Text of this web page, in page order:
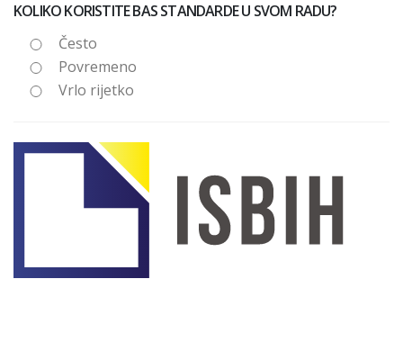
KOLIKO KORISTITE BAS STANDARDE U SVOM RADU?
Često
Povremeno
Vrlo rijetko